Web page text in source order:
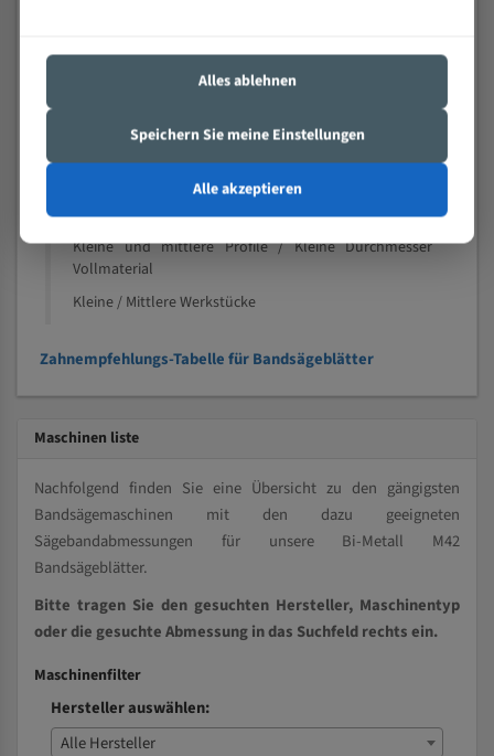
Spezielle Zahngeometrie und Zahnteilung
Speziell entwickelt für Profile / Rohre
Kleine und mittlere Profile / Kleine Durchmesser
Vollmaterial
Kleine / Mittlere Werkstücke
Zahnempfehlungs-Tabelle für Bandsägeblätter
Maschinen liste
Nachfolgend finden Sie eine Übersicht zu den gängigsten
Bandsägemaschinen mit den dazu geeigneten
Sägebandabmessungen für unsere Bi-Metall M42
Bandsägeblätter.
Bitte tragen Sie den gesuchten Hersteller, Maschinentyp
oder die gesuchte Abmessung in das Suchfeld rechts ein.
Maschinenfilter
Hersteller auswählen:
Alle Hersteller
Alles ablehnen
Speichern Sie meine Einstellungen
Alle akzeptieren